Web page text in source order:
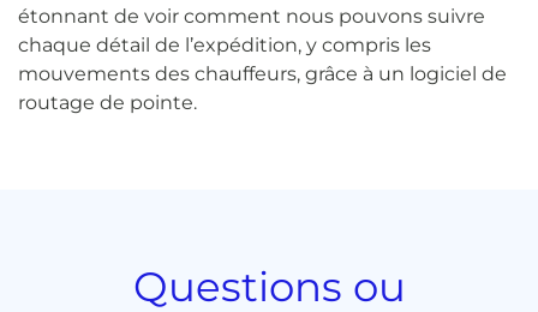
étonnant de voir comment nous pouvons suivre
chaque détail de l’expédition, y compris les
mouvements des chauffeurs, grâce à un logiciel de
routage de pointe.
Questions ou